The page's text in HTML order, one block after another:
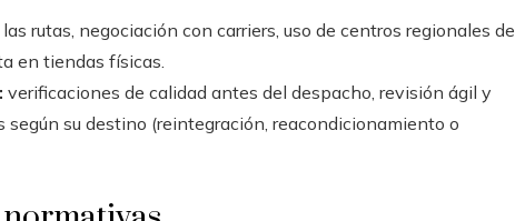
rutas, negociación con carriers, uso de centros regionales de
en tiendas físicas.
verificaciones de calidad antes del despacho, revisión ágil y
su destino (reintegración, reacondicionamiento o